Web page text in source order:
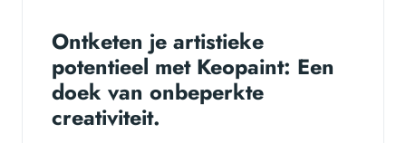
Ontketen je artistieke
potentieel met Keopaint: Een
doek van onbeperkte
creativiteit.